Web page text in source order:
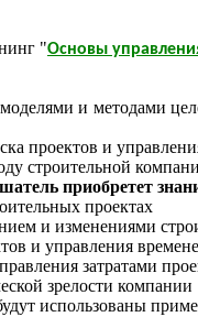
"Основы
и методами
проектов и
строительной
приобретет
проектах
и изменениями
и управления
затратами
зрелости компании
использованы